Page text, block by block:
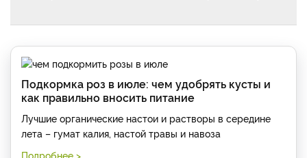
Подкормка роз в июле: чем удобрять кусты и
как правильно вносить питание
Лучшие органические настои и растворы в середине
лета – гумат калия, настой травы и навоза
Подробнее >